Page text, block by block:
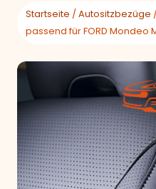
Startseite /Autositzbezüge
passend für FORD Mondeo